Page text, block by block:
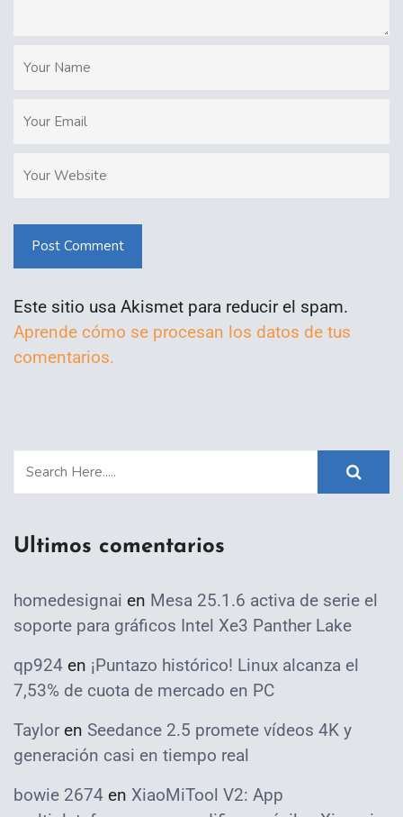
Post Comment
Este sitio usa Akismet para reducir el spam.
Aprende cómo se procesan los datos de tus
comentarios.
Ultimos comentarios
homedesignai en Mesa 25.1.6 activa de serie el
soporte para gráficos Intel Xe3 Panther Lake
qp924 en ¡Puntazo histórico! Linux alcanza el
7,53% de cuota de mercado en PC
Taylor en Seedance 2.5 promete vídeos 4K y
generación casi en tiempo real
bowie 2674 en XiaoMiTool V2: App